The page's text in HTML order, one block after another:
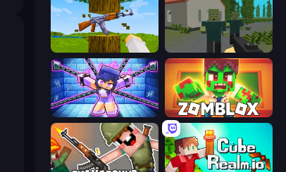
Mine Shooter 3D
Mini Mine Zomblox